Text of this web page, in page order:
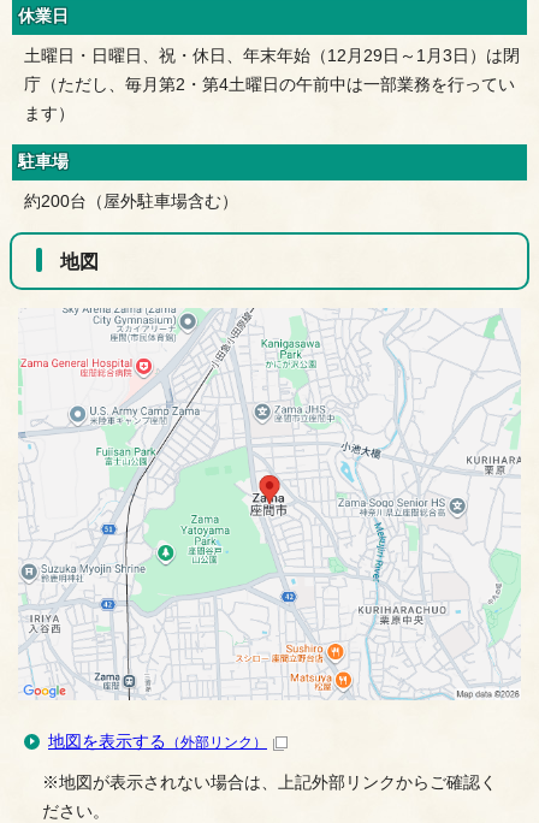
休業日
土曜日・日曜日、祝・休日、年末年始（12月29日～1月3日）は閉
庁（ただし、毎月第2・第4土曜日の午前中は一部業務を行ってい
ます）
駐車場
約200台（屋外駐車場含む）
地図
地図を表示する （外部リンク）
※地図が表示されない場合は、上記外部リンクからご確認く
ださい。